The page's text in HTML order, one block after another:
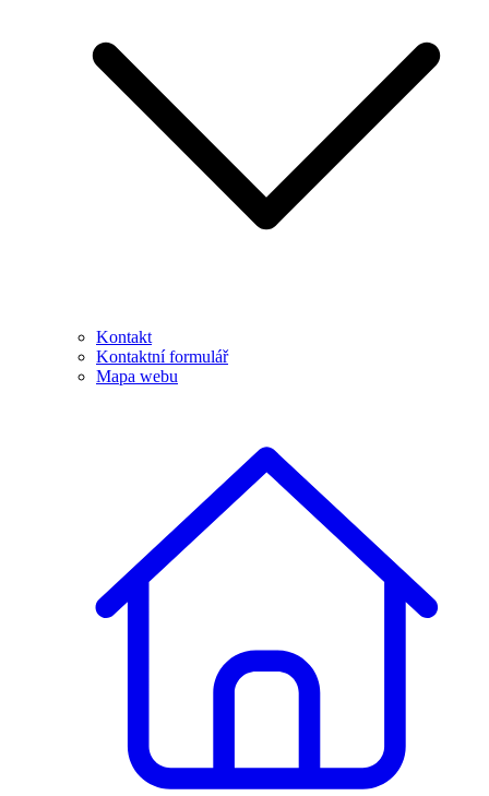
Kontakt
Kontaktní formulář
Mapa webu